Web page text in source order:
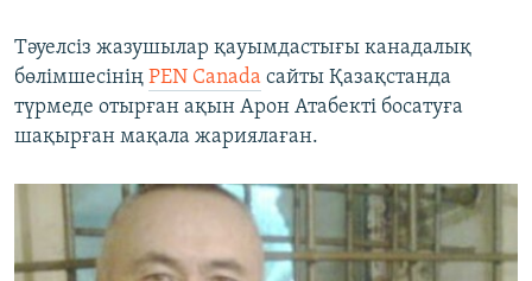
Тәуелсіз жазушылар қауымдастығы канадалық
бөлімшесінің PEN Canada сайты Қазақстанда
түрмеде отырған ақын Арон Атабекті босатуға
шақырған мақала жариялаған.